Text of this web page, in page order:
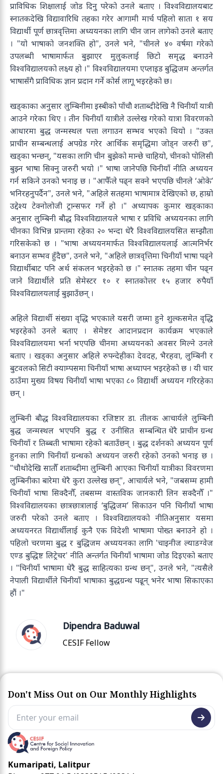
प्राविधिक शिक्षालाई जोड दिनु परेको उनले बताए । विश्वविद्यालयबाट
स्नातकदेखि विद्यावारिधि तहका गरेर आगामी मार्च पहिलो साता १ सय
विद्यार्थी पूर्ण छात्रवृत्तिमा अध्ययनका लागि चीन जान लागेको उनले बताए
। "यो भाषाको जनशक्ति हो", उनले भने, "चीनले ४० वर्षमा गरेको
उपलब्धी भाषामार्फत बुझाएर मुलुकलाई छिटो समृद्ध बनाउने
विश्वविद्यालयको लक्ष्य हो ।" विश्वविद्यालयमा एप्लाइड बुद्धिजम अन्तर्गत
भाषासँगै प्राविधिक ज्ञान प्रदान गर्ने कोर्स लागू भइरहेको छ।
खड्काका अनुसार लुम्बिनीमा इस्बीको पाँचौ शताब्दीदेखि नै चिनीयाँ यात्री
आउने गरेका थिए । तीन चिनीयाँ यात्रीले उल्लेख गरेको यात्रा विवरणको
आधारमा बुद्ध जन्मस्थल पत्ता लगाउन सम्भव भएको थियो । "उक्त
प्राचीन सम्बन्धलाई अपग्रेड गरेर आर्थिक समृद्धिमा जोड्न जरुरी छ",
खड्का भन्छन्, "यसका लागि चीन बुझेको मान्छे चाहियो, चीनको पोलिसी
बुझ्न भाषा सिक्नु जरुरी भयो ।" भाषा जानेपछि चिनीयाँ नीति अध्ययन
गर्न सकिने उनको भनाइ छ । "आफैँले पढ्न सक्ने भएपछि चीनले ‘ओके’
भनिरहनुपर्दैन", उनले भने, "अहिले सतहमा भाषामात्र देखिएको छ, हाम्रो
उद्देश्य टेक्नोलोजी ट्रान्सफर गर्ने हो ।" अध्यापक कुमार खड्काका
अनुसार लुम्बिनी बौद्ध विश्वविद्यालयले भाषा र प्रविधि अध्ययनका लागि
चीनका विभिन्न प्रान्तमा रहेका २० भन्दा धेरै विश्वविद्यालयसित सम्झौता
गरिसकेको छ । "भाषा अध्ययनमार्फत विश्वविद्यालयलाई आत्मनिर्भर
बनाउन सम्भव हुँदैछ", उनले भने, "अहिले छात्रवृत्तिमा चिनीयाँ भाषा पढ्ने
विद्यार्थीबाट पनि अर्थ संकलन भइरहेको छ ।" स्नातक तहमा चीन पढ्न
जाने विद्यार्थीले प्रति सेमेस्टर १० र स्नातकोत्तर १५ हजार रुपैयाँ
विश्वविद्यालयलाई बुझाउँछन् ।
अहिले विद्यार्थी संख्या वृद्धि भएकाले यसरी जम्मा हुने शुल्कसमेत वृद्धि
भइरहेको उनले बताए । सेमेष्टर आदानप्रदान कार्यक्रम भएकाले
विश्वविद्यालयमा भर्ना भएपछि चीनमा अध्ययनको अवसर मिल्ने उनले
बताए । खड्का अनुसार अहिले रुपन्देहीका देवदह, भैरहवा, लुम्बिनी र
बुटवलको सिटी क्याम्पसमा चिनीयाँ भाषा अध्यापन भइरहेको छ । यी चार
ठाउँमा मुख्य विषय चिनीयाँ भाषा भएका ८० विद्यार्थी अध्ययन गरिरहेका
छन् ।
लुम्बिनी बौद्ध विश्वविद्यालयका रजिष्टार डा. तीलक आचार्यले लुम्बिनी
बुद्ध जन्मस्थल भएपनि बुद्ध र उनीसित सम्बन्धित धेरै प्राचीन ग्रन्थ
चिनीयाँ र तिब्बती भाषामा रहेको बताउँछन् । बुद्ध दर्शनको अध्ययन पूर्ण
हुनका लागि चिनीयाँ ग्रन्थको अध्ययन जरुरी रहेको उनको भनाइ छ ।
"चौथोदेखि सातौँ शताब्दीमा लुम्बिनी आएका चिनीयाँ यात्रीका विवरणमा
लुम्बिनीका बारेमा धेरै कुरा उल्लेख छन्", आचार्यले भने, "जबसम्म हामी
चिनीयाँ भाषा सिक्दैनौँ, तबसम्म वास्तविक जानकारी लिन सक्दैनौँ ।"
विश्वविद्यालयका छात्रछात्रालाई ‘बुद्धिजम’ सिकाउन पनि चिनीयाँ भाषा
जरुरी परेको उनले बताए । विश्वविद्यालयको नीतिअनुसार यसमा
अध्ययनरत विद्यार्थीलाई कुनै एक विदेशी भाषामा पोख्त बनाउने हो ।
पहिलो चरणमा बुद्ध र बुद्धिजम अध्ययनका लागि 'चाइनीज ल्याङग्वेज
एण्ड बुद्धिष्ट लिट्रेचर' नीति अन्तर्गत चिनीयाँ भाषामा जोड दिइएको बताए
। "चिनीयाँ भाषामा धेरै बुद्ध साहित्यका ग्रन्थ छन्", उनले भने, "त्यसैले
नेपाली विद्यार्थीले चिनीयाँ भाषाका बुद्धग्रन्थ पढून् भनेर भाषा सिकाएका
हौं ।"
Dipendra Baduwal
CESIF Fellow
Don't Miss Out on Our Monthly Highlights
Kumaripati, Lalitpur